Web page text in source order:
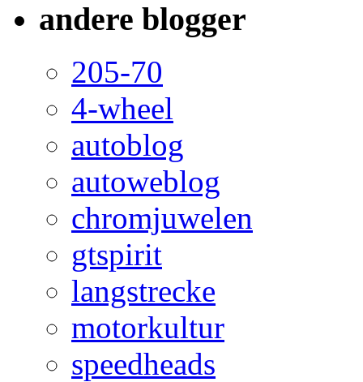
andere blogger
205-70
4-wheel
autoblog
autoweblog
chromjuwelen
gtspirit
langstrecke
motorkultur
speedheads